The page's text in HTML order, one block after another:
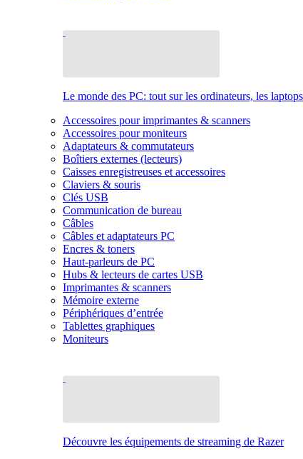
Le monde des PC: tout sur les ordinateurs, les
Accessoires pour imprimantes & scanners
Accessoires pour moniteurs
Adaptateurs & commutateurs
Boîtiers externes (lecteurs)
Caisses enregistreuses et accessoires
Claviers & souris
Clés USB
Communication de bureau
Câbles
Câbles et adaptateurs PC
Encres & toners
Haut-parleurs de PC
Hubs & lecteurs de cartes USB
Imprimantes & scanners
Mémoire externe
Périphériques d’entrée
Tablettes graphiques
Moniteurs
Découvre les équipements de streaming de Razer